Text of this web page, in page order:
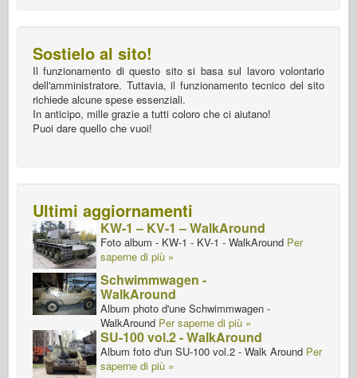
Sostielo al sito!
Il funzionamento di questo sito si basa sul lavoro volontario
dell'amministratore. Tuttavia, il funzionamento tecnico del sito
richiede alcune spese essenziali.
In anticipo, mille grazie a tutti coloro che ci aiutano!
Puoi dare quello che vuoi!
Ultimi aggiornamenti
KW-1 – KV-1 – WalkAround
Foto album - KW-1 - KV-1 - WalkAround Per
saperne di più »
Schwimmwagen -
WalkAround
Album photo d'une Schwimmwagen -
WalkAround Per saperne di più »
SU-100 vol.2 - WalkAround
Album foto d'un SU-100 vol.2 - Walk Around Per
saperne di più »